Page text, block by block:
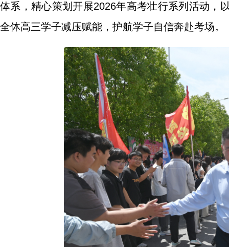
体系，精心策划开展2026年高考壮行系列活动，
全体高三学子减压赋能，护航学子自信奔赴考场。